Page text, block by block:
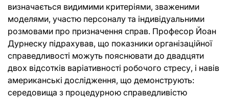
визначається видимими критеріями, зваженими
моделями, участю персоналу та індивідуальними
розмовами про призначення справ. Професор Йоан
Дурнеску підрахував, що показники організаційної
справедливості можуть пояснювати до двадцяти
двох відсотків варіативності робочого стресу, і навів
американські дослідження, що демонструють:
середовища з процедурною справедливістю